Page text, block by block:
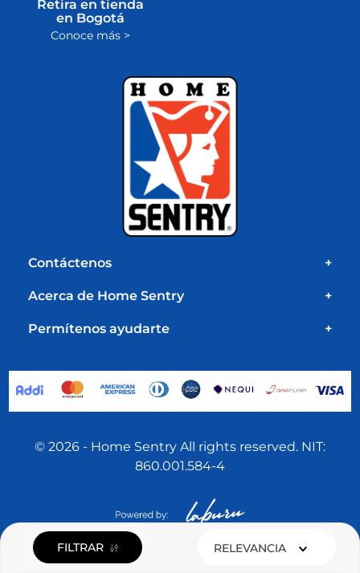
FILTRAR RELEVANCIA
Retira en tienda
en Bogotá
Conoce más >
Contáctenos +
Acerca de Home Sentry +
Permítenos ayudarte +
© 2026 - Home Sentry All rights reserved. NIT:
860.001.584-4